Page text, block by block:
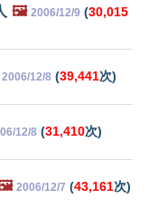
🖼️ 2006/12/9 (30,015
2006/12/8 (39,441次)
12/8 (31,410次)
2006/12/7 (43,161次)